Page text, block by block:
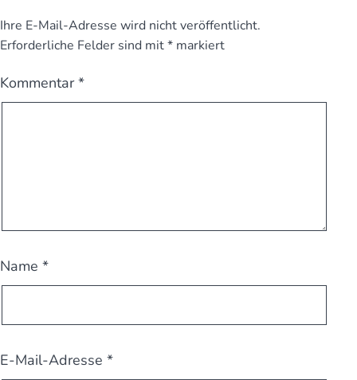
Ihre E-Mail-Adresse wird nicht veröffentlicht.
Erforderliche Felder sind mit* markiert
Kommentar*
Name *
E-Mail-Adresse *